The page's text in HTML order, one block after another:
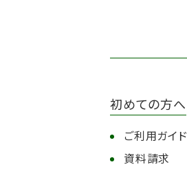
初めての方へ
ご利用ガイド
資料請求